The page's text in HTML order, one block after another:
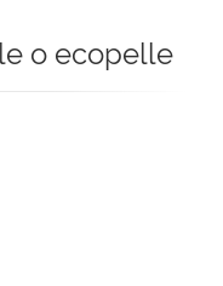
o ecopelle